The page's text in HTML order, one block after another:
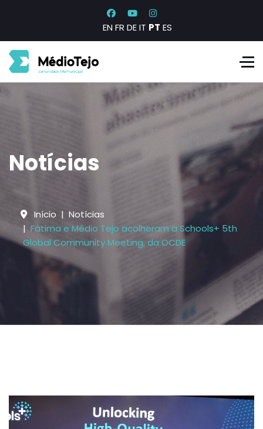
EN FR DEIT PT ES
Notícias
Início
Notícias
Fátima e Médio Tejo acolheram a Schools+ 5th
Global Community Meeting, da OCDE